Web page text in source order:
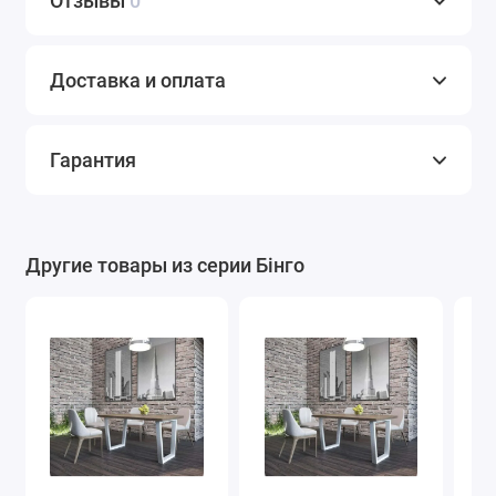
Доставка и оплата
Гарантия
Другие товары из серии Бінго